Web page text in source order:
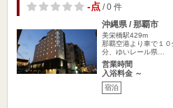
-点/ 0 件
沖縄県 / 那覇市
美栄橋駅429m
那覇空港より車で１
分、ゆいレール県…
営業時間
入浴料金 ～
宿泊